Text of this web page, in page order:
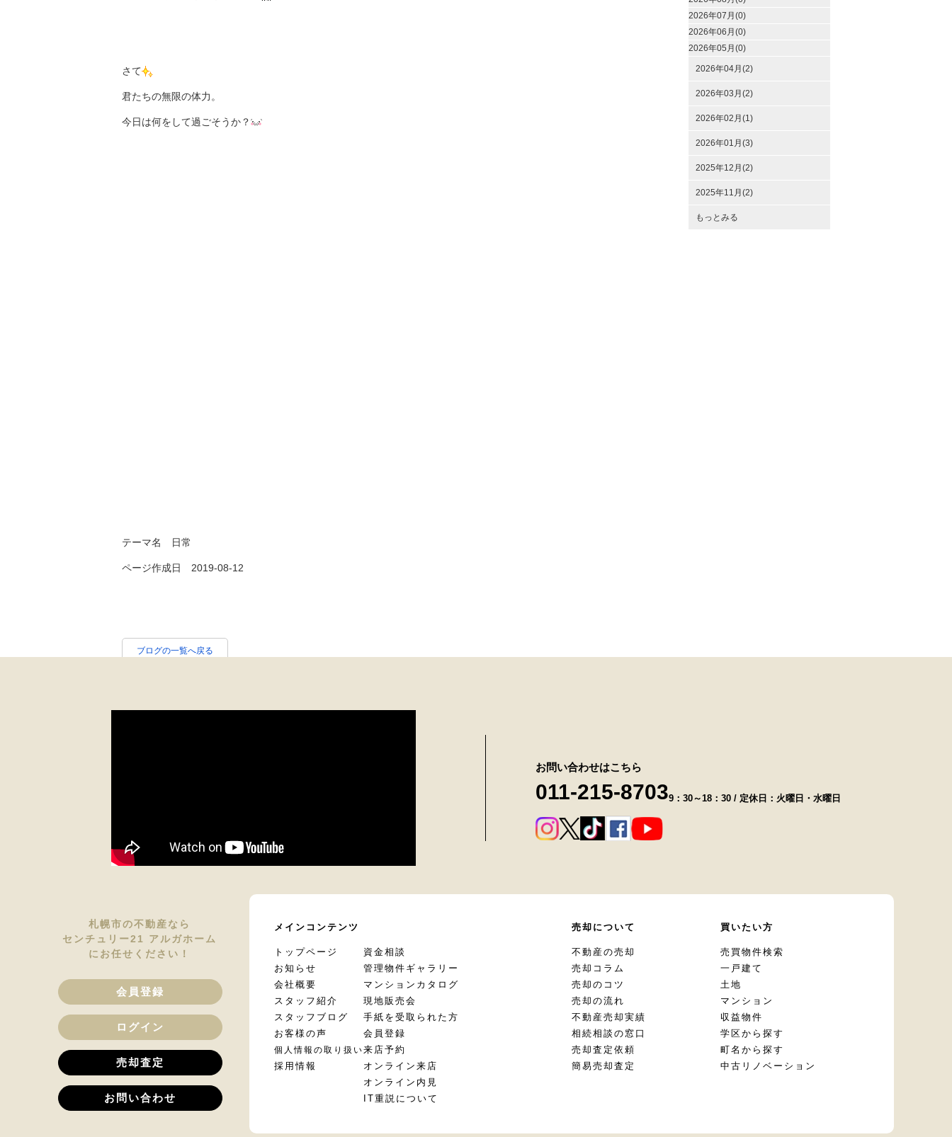
さて
君たちの無限の体力。
今日は何をして過ごそうか？
テーマ名 日常
ページ作成日 2019-08-12
2026年07月(0)
2026年06月(0)
2026年05月(0)
2026年04月(2)
2026年03月(2)
2026年02月(1)
2026年01月(3)
2025年12月(2)
2025年11月(2)
もっとみる
ブログの一覧へ戻る
お問い合わせはこちら
011-215-87039：30～18：30 / 定休日：火曜日・水曜日
札幌市の不動産なら
センチュリー21 アルガホーム
にお任せください！
会員登録
ログイン
売却査定
お問い合わせ
メインコンテンツ
トップページ
お知らせ
会社概要
スタッフ紹介
スタッフブログ
お客様の声
個人情報の取り扱い
採用情報
資金相談
管理物件ギャラリー
マンションカタログ
現地販売会
手紙を受取られた方
会員登録
来店予約
オンライン来店
オンライン内見
IT重説について
売却について
不動産の売却
売却コラム
売却のコツ
売却の流れ
不動産売却実績
相続相談の窓口
売却査定依頼
簡易売却査定
買いたい方
売買物件検索
一戸建て
土地
マンション
収益物件
学区から探す
町名から探す
中古リノベーション